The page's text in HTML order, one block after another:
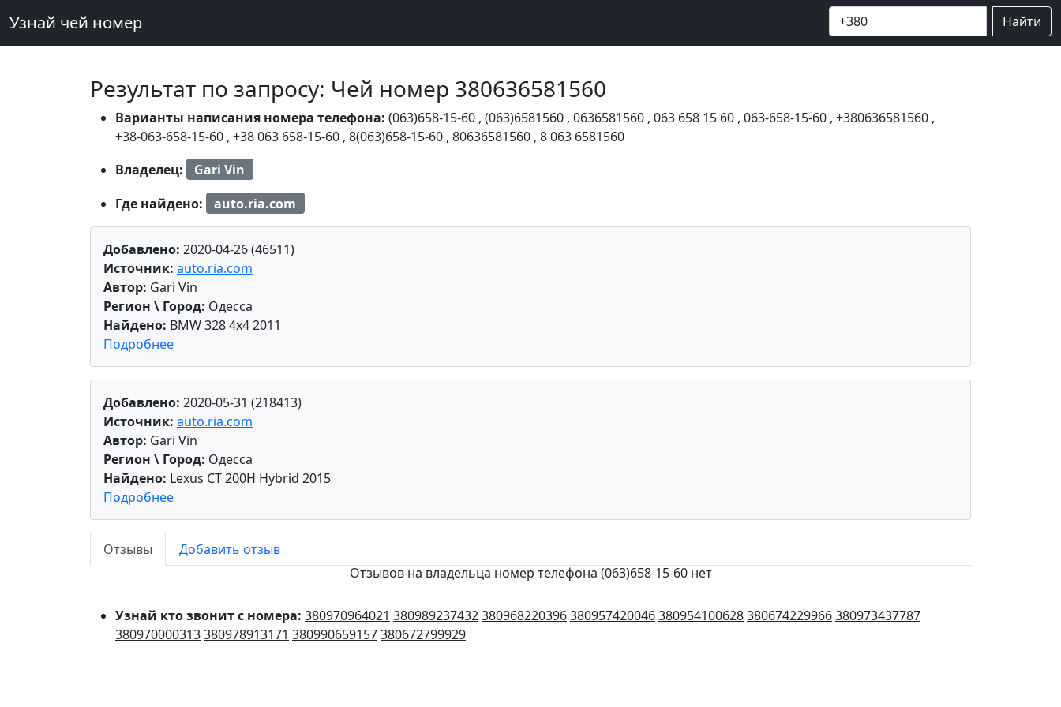
Узнай чей номер Найти
Результат по запросу: Чей номер 380636581560
Варианты написания номера телефона: (063)658-15-60 , (063)6581560 , 0636581560 , 063 658 15 60 , 063-658-15-60 , +380636581560 ,
+38-063-658-15-60 , +38 063 658-15-60 , 8(063)658-15-60 , 80636581560 , 8 063 6581560
Владелец:
Gari Vin
Где найдено:
auto.ria.com
Добавлено: 2020-04-26 (46511)
Источник: auto.ria.com
Автор: Gari Vin
Регион \ Город: Одесса
Найдено: BMW 328 4x4 2011
Подробнее
Добавлено: 2020-05-31 (218413)
Источник: auto.ria.com
Автор: Gari Vin
Регион \ Город: Одесса
Найдено: Lexus CT 200H Hybrid 2015
Подробнее
Отзывы
Добавить отзыв
Отзывов на владельца номер телефона (063)658-15-60 нет
Узнай кто звонит с номера: 380970964021 380989237432380968220396380957420046380954100628380674229966380973437787
380970000313380978913171 380990659157380672799929